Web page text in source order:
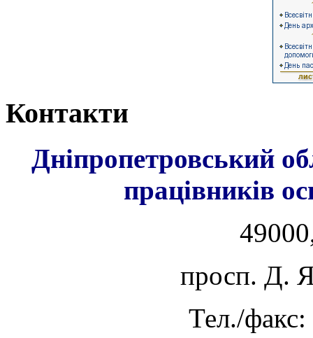
Контакти
Дніпропетровський
працівників
просп. Д.
Тел./